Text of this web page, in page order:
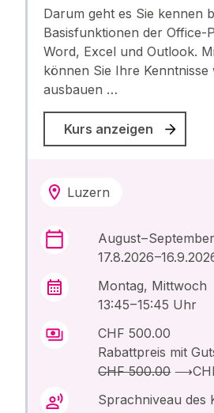
Darum geht es Sie kennen
Basisfunktionen der Office-
Word, Excel und Outlook.
können Sie Ihre Kenntnisse
ausbauen …
Kurs anzeigen
Luzern
August – September
17.8.2026
Montag, Mittwoch
13:45 – 15:45 Uhr
CHF 500.00
Rabattpreis mit
CHF 500.00⟶
Sprachniveau des